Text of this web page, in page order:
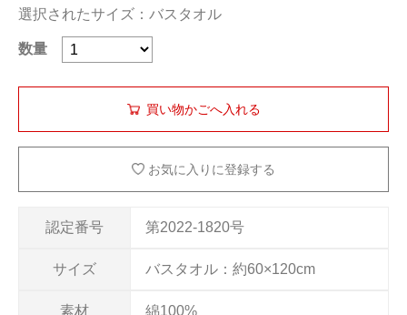
認定番号 第2022-1820号
サイズ バスタオル：約60×120cm
素材 綿100%
選択されたサイズ：バスタオル
数量
お気に入りに登録する